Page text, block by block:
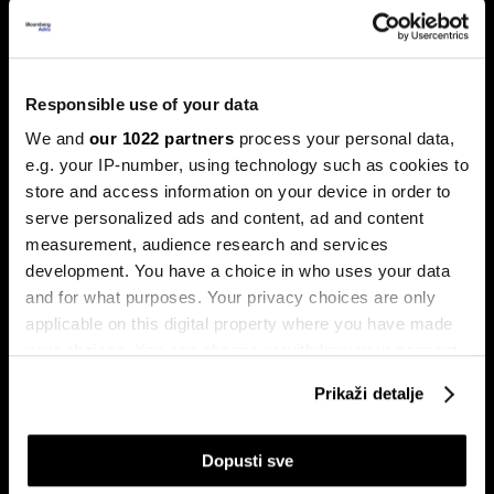
Responsible use of your data
We and our 1022 partners process your personal data,
e.g. your IP-number, using technology such as cookies to
store and access information on your device in order to
serve personalized ads and content, ad and content
measurement, audience research and services
development. You have a choice in who uses your data
and for what purposes. Your privacy choices are only
applicable on this digital property where you have made
If you allow, we would also like to:
Collect information about your geographical
Prikaži detalje
Dopusti sve
Trump protiv Castra: Meta postaje
milijardersko turističko carstvo
porodice Castro
Sukob oko Kube je sukob oko tri četvrtine ekonomije pod
okriljem koncerna Gaesa.
Može li Donald Trump okončati